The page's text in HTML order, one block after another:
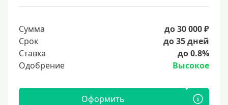
Сумма
до 30 000 ₽
Срок
до 35 дней
Ставка
до 0.8%
Одобрение
Высокое
Оформить